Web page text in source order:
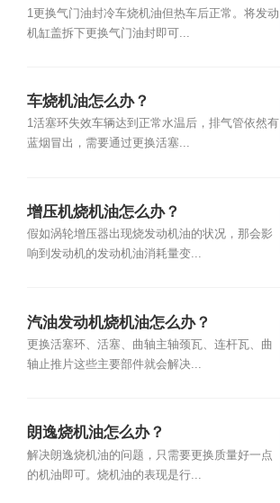
1更换气门油封冷车烧机油但热车后正常。将发动
机缸盖拆下更换气门油封即可...
车烧机油怎么办？
1活塞环失效车辆达到正常水温后，排气管依然有
蓝烟冒出，需要通过更换活塞...
增压机烧机油怎么办？
假如涡轮增压器出现烧发动机油的状况，那会影
响到发动机的发动机油消耗量变...
汽油发动机烧机油怎么办？
更换活塞环、活塞、曲轴主轴颈瓦、连杆瓦、曲
轴止推片这些主要部件就会解决...
朗逸烧机油怎么办？
解决朗逸烧机油的问题，只需要更换质量好一点
的机油即可。烧机油的表现是行...